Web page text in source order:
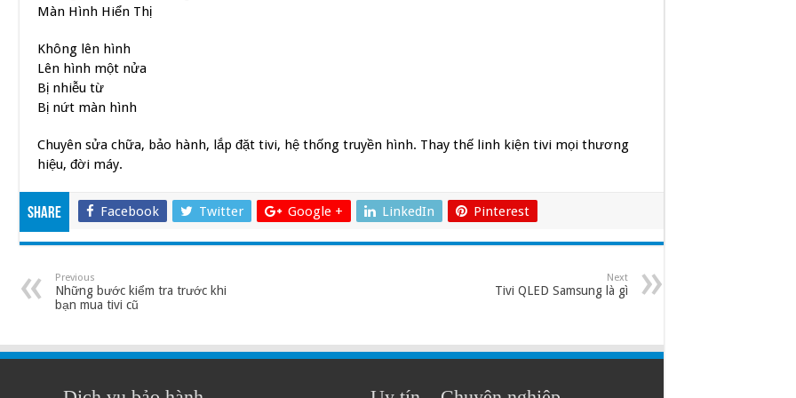
Màn Hình Hiển Thị
Không lên hình
Lên hình một nửa
Bị nhiễu từ
Bị nứt màn hình
Chuyên sửa chữa, bảo hành, lắp đặt tivi, hệ thống truyền hình. Thay thế linh kiện tivi mọi thương
hiệu, đời máy.
Share Facebook Twitter Google + LinkedIn Pinterest
Previous
Những bước kiểm tra trước khi
bạn mua tivi cũ
Next
Tivi QLED Samsung là gì